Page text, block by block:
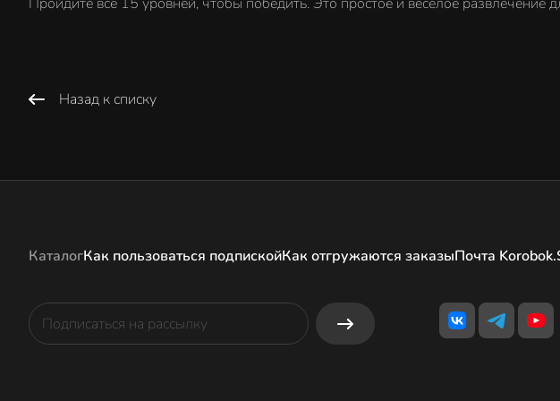
Назад к списку
КаталогКак пользоваться подпискойКак отгружаются заказыПочта